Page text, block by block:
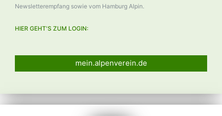
Newsletterempfang sowie vom Hamburg Alpin.
HIER GEHT'S ZUM LOGIN:
mein.alpenverein.de